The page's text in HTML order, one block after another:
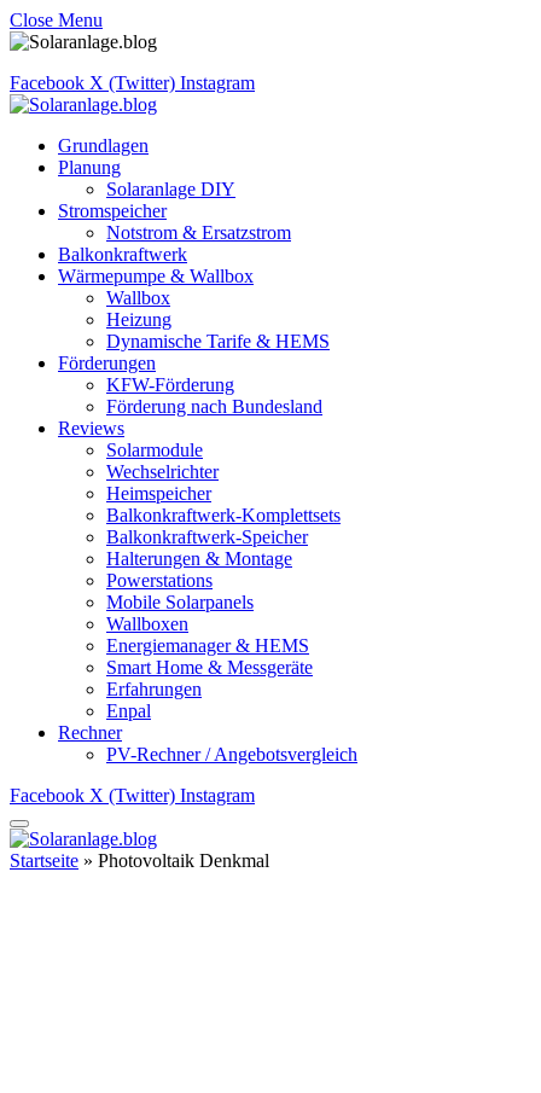
Close Menu
Facebook X (Twitter) Instagram
Grundlagen
Planung
Solaranlage DIY
Stromspeicher
Notstrom & Ersatzstrom
Balkonkraftwerk
Wärmepumpe & Wallbox
Wallbox
Heizung
Dynamische Tarife & HEMS
Förderungen
KFW-Förderung
Förderung nach Bundesland
Reviews
Solarmodule
Wechselrichter
Heimspeicher
Balkonkraftwerk-Komplettsets
Balkonkraftwerk-Speicher
Halterungen & Montage
Powerstations
Mobile Solarpanels
Wallboxen
Energiemanager & HEMS
Smart Home & Messgeräte
Erfahrungen
Enpal
Rechner
PV-Rechner / Angebotsvergleich
Facebook X (Twitter) Instagram
Startseite » Photovoltaik Denkmal